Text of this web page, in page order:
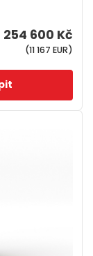
254 600 Kč
(11 167 EUR)